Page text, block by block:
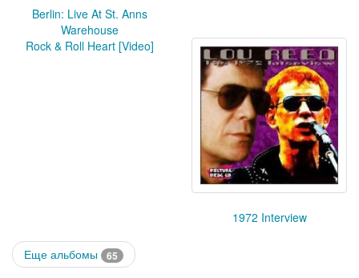
Berlin: Live At St. Anns
Warehouse
Rock & Roll Heart [Video]
1972 Interview
Еще альбомы 65